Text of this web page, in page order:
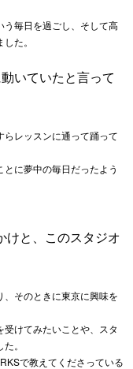
毎日を過ごし、そして高
た。
いていたと言って
レッスンに通って踊って
に夢中の毎日だったよう
と、 このスタジオ
そのときに東京に興味を
けてみたいこ とや、スタ
。
で教えてくださっている